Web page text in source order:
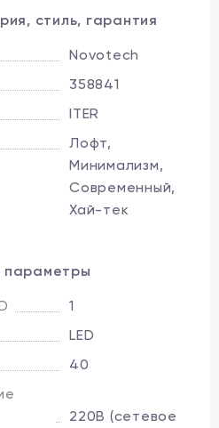
стиль, гарантия
Novotech
358841
ITER
Лофт,
Минимализм,
Современный,
Хай-тек
параметры
1
LED
40
220В (сетевое